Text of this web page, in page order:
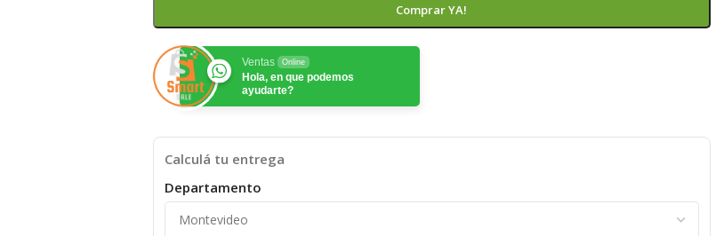
Comprar YA!
Ventas Online
Hola, en que podemos
ayudarte?
Calculá tu entrega
Departamento